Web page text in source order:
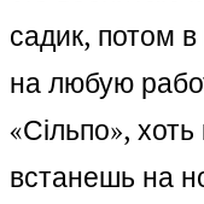
садик, потом
на любую
«Сільпо»,
встанешь на